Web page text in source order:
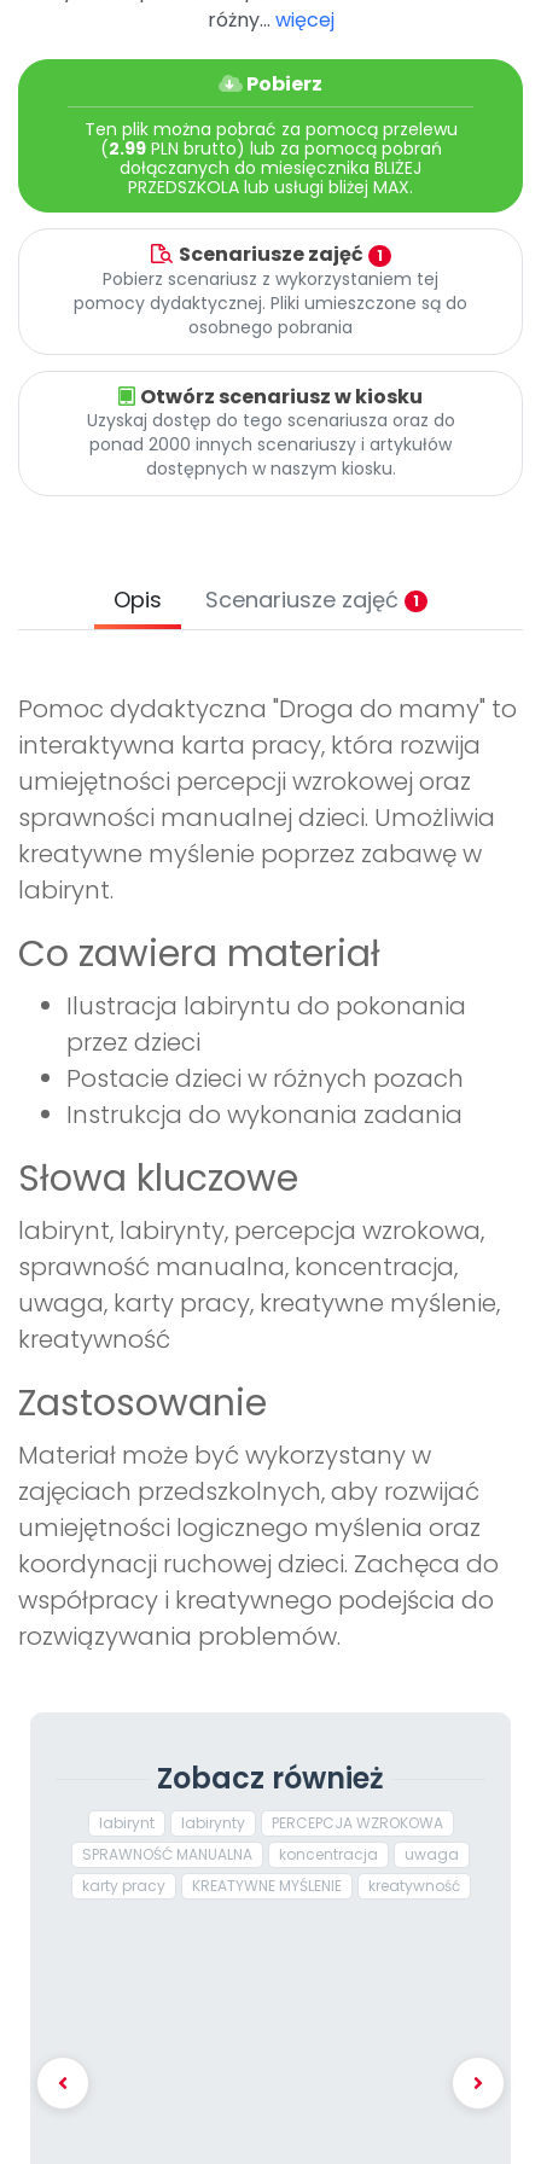
Archiwalne numery
różny... więcej
Pobierz
Ten plik można pobrać za pomocą przelewu
(2.99PLN brutto) lub za pomocą pobrań
dołączanych do miesięcznika BLIŻEJ
PRZEDSZKOLA lub usługi bliżej MAX.
Scenariusze zajęć 1
Pobierz scenariusz z wykorzystaniem tej
pomocy dydaktycznej. Pliki umieszczone są do
osobnego pobrania
Otwórz scenariusz w kiosku
Uzyskaj dostęp do tego scenariusza oraz do
ponad 2000 innych scenariuszy i artykułów
dostępnych w naszym kiosku.
Opis Scenariusze zajęć 1
Pomoc dydaktyczna "Droga do mamy" to
interaktywna karta pracy, która rozwija
umiejętności percepcji wzrokowej oraz
sprawności manualnej dzieci. Umożliwia
kreatywne myślenie poprzez zabawę w
labirynt.
Co zawiera materiał
Ilustracja labiryntu do pokonania
przez dzieci
Postacie dzieci w różnych pozach
Instrukcja do wykonania zadania
Słowa kluczowe
labirynt, labirynty, percepcja wzrokowa,
sprawność manualna, koncentracja,
uwaga, karty pracy, kreatywne myślenie,
kreatywność
Zastosowanie
Materiał może być wykorzystany w
zajęciach przedszkolnych, aby rozwijać
umiejętności logicznego myślenia oraz
koordynacji ruchowej dzieci. Zachęca do
współpracy i kreatywnego podejścia do
rozwiązywania problemów.
Zobacz również
labirynt labirynty
PERCEPCJA WZROKOWA
SPRAWNOŚĆ MANUALNA
koncentracja
uwaga
karty pracy
KREATYWNE MYŚLENIE kreatywność